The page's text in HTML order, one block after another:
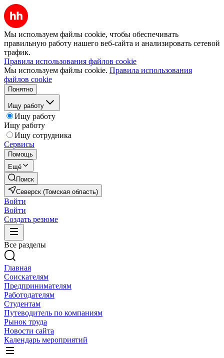
Мы используем файлы cookie, чтобы обеспечивать
правильную работу нашего веб-сайта и анализировать сетевой
трафик.
Правила использования файлов cookie
Мы используем файлы cookie. Правила использования
файлов cookie
Понятно
Ищу работу
Ищу работу
Ищу работу
Ищу сотрудника
Сервисы
Помощь
Ещё
Поиск
Северск (Томская область)
Войти
Войти
Создать резюме
Все разделы
Главная
Соискателям
Предпринимателям
Работодателям
Студентам
Путеводитель по компаниям
Рынок труда
Новости сайта
Календарь мероприятий